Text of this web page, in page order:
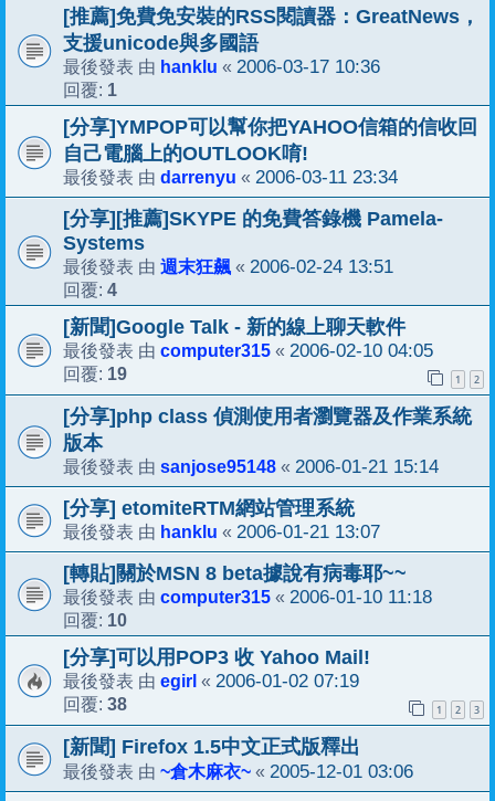
[推薦]免費免安裝的RSS閱讀器：GreatNews，
支援unicode與多國語
最後發表 由 hanklu « 2006-03-17 10:36
回覆: 1
[分享]YMPOP可以幫你把YAHOO信箱的信收回
自己電腦上的OUTLOOK唷!
最後發表 由 darrenyu « 2006-03-11 23:34
[分享][推薦]SKYPE 的免費答錄機 Pamela-
Systems
最後發表 由 週末狂飆 « 2006-02-24 13:51
回覆: 4
[新聞]Google Talk - 新的線上聊天軟件
最後發表 由 computer315 « 2006-02-10 04:05
回覆: 19 1 2
[分享]php class 偵測使用者瀏覽器及作業系統
版本
最後發表 由 sanjose95148 « 2006-01-21 15:14
[分享] etomiteRTM網站管理系統
最後發表 由 hanklu « 2006-01-21 13:07
[轉貼]關於MSN 8 beta據說有病毒耶~~
最後發表 由 computer315 « 2006-01-10 11:18
回覆: 10
[分享]可以用POP3 收 Yahoo Mail!
最後發表 由 egirl « 2006-01-02 07:19
回覆: 38 1 2 3
[新聞] Firefox 1.5中文正式版釋出
最後發表 由 ~倉木麻衣~ « 2005-12-01 03:06